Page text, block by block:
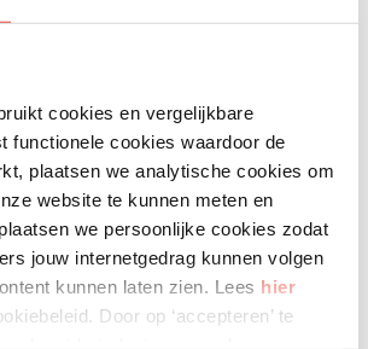
cookies en vergelijkbare
functionele cookies waardoor de
plaatsen we analytische cookies om
website te kunnen meten en
we persoonlijke cookies zodat
jouw internetgedrag kunnen volgen
kunnen laten zien. Lees hier
Door op ‘accepteren’ te
kunt helpen